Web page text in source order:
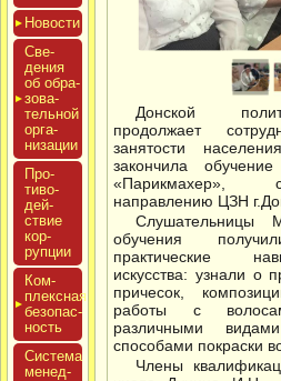
Новос­ти
Све­
дения
об об­ра­
зова­
тель­ной
ор­га­
низа­ции
Про­
тиво­
дей­
ствие
кор­
рупции
Ком­
плексная
бе­зопас­
ность
Сис­те­ма
ме­нед­
Донской
продолжает
занятости
закончила
«Парикмахер»,
направлению ЦЗН
Слушательницы
обучения
практические
искусства: узнали о
причесок,
работы с
различными
способами покраски
Члены